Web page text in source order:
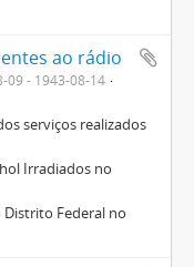
ao rádio
09 - 1943-08-14
serviços realizados
Irradiados no
Distrito Federal no